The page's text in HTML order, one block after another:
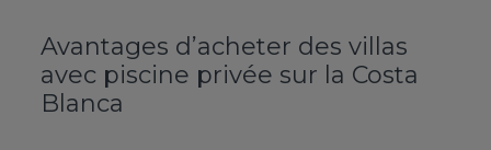
Avantages d’acheter des villas
avec piscine privée sur la Costa
Blanca